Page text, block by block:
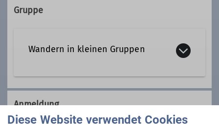
Gruppe
Wandern in kleinen Gruppen
Als Alternative zum „Bus-Wandern“ in
Gruppen mit mehr als 30 Personen
zielt das Angebot auf Wanderer ab,
die lieber in kleinen Gruppen
Anmeldung
Diese Website verwendet Cookies